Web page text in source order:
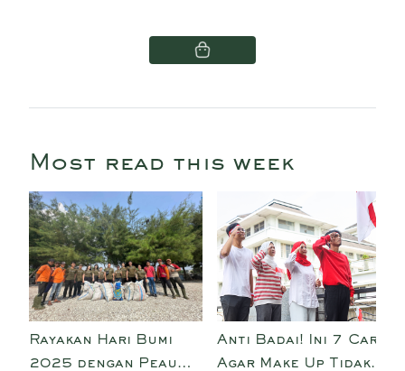
Most read this week
Rayakan Hari Bumi
2025 dengan Peau
Anti Badai! Ini 7 Cara
Agar Make Up Tidak